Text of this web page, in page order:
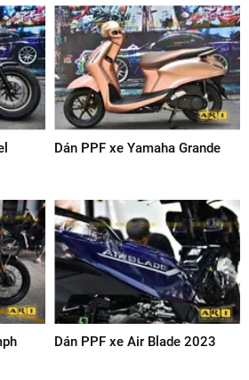
Dán PPF xe Yamaha Grande
Dán PPF xe Air Blade 2023